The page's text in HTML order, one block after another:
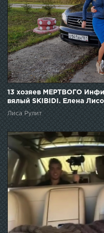
13 хозяев МЕРТВОГО
вялый SKIBIDI. Елена
Лиса Рулит